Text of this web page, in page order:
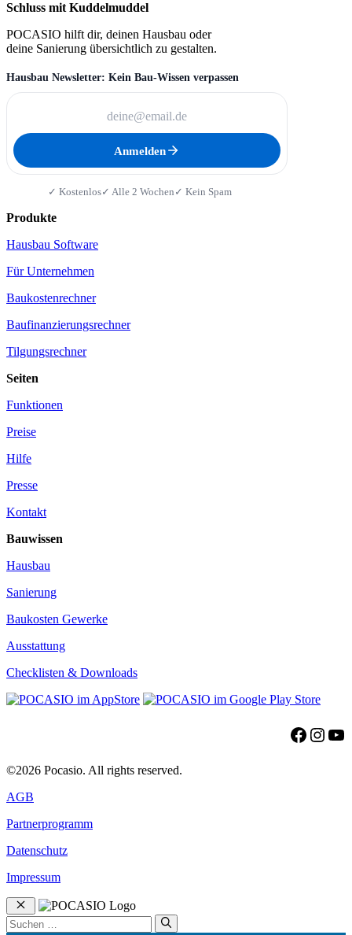
Schluss mit Kuddelmuddel
POCASIO hilft dir, deinen Hausbau oder
deine Sanierung übersichtlich zu gestalten.
Hausbau Newsletter: Kein Bau-Wissen verpassen
Anmelden
✓ Kostenlos✓ Alle 2 Wochen ✓ Kein Spam
Produkte
Hausbau Software
Für Unternehmen
Baukostenrechner
Baufinanzierungsrechner
Tilgungsrechner
Seiten
Funktionen
Preise
Hilfe
Presse
Kontakt
Bauwissen
Hausbau
Sanierung
Baukosten Gewerke
Ausstattung
Checklisten & Downloads
©2026 Pocasio. All rights reserved.
AGB
Partnerprogramm
Datenschutz
Impressum
Schließen
Suchen